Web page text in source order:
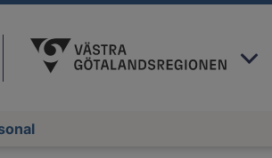
Du har valt regionVästra Götaland